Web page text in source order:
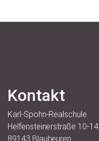
Kontakt
Karl-Spohn-Realschule
Helfensteinerstraße 10-14
89143 Blaubeuren